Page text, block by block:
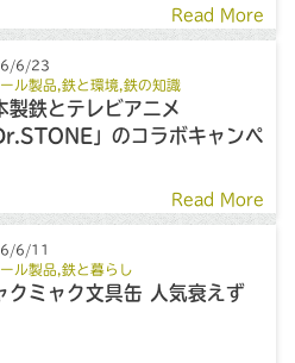
Read More
6/23
ル製品 ,鉄と環境 ,鉄の知識
製鉄とテレビアニメ
」のコラボキャンペ
Read More
6/11
ル製品,鉄と暮らし
クミャク文具缶 人気衰えず